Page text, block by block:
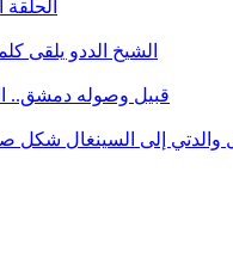
الشيخ الددو يلقى
قبيل وصوله دمشق..
والدتي إلى السينغال شكل